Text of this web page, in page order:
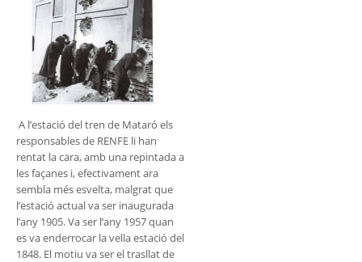
A l’estació del tren de Mataró els
responsables de RENFE li han
rentat la cara, amb una repintada a
les façanes i, efectivament ara
sembla més esvelta, malgrat que
l’estació actual va ser inaugurada
l’any 1905. Va ser l’any 1957 quan
es va enderrocar la vella estació del
1848. El motiu va ser el trasllat de